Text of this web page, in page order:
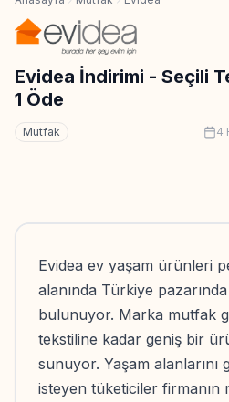
Evidea İndirimi - Seçili
1 Öde
Mutfak 4
Evidea ev yaşam ürünleri
alanında Türkiye
bulunuyor. Marka mutfak
tekstiline kadar geniş bir
sunuyor. Yaşam alanlarını
isteyen tüketiciler firmanın